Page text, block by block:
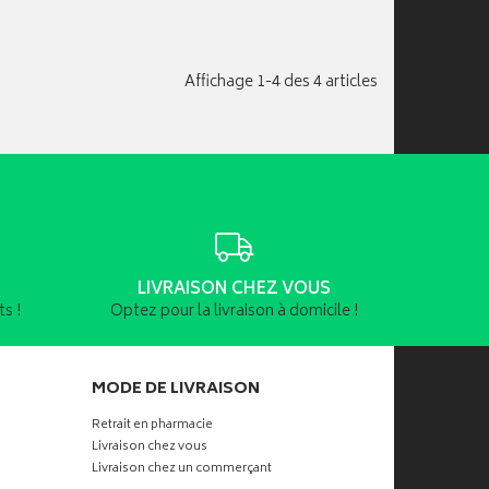
Affichage 1-4 des 4 articles
!
LIVRAISON CHEZ VOUS
Optez pour la livraison à domicile !
MODE DE LIVRAISON
Retrait en pharmacie
Livraison chez vous
Livraison chez un commerçant